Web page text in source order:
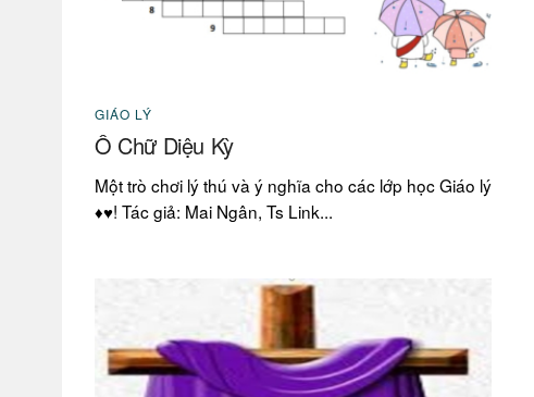
GIÁO LÝ
Ô Chữ Diệu Kỳ
Một trò chơi lý thú và ý nghĩa cho các lớp học Giáo lý
♦♥! Tác giả: Mai Ngân, Ts Link...